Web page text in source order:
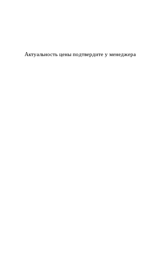
Актуальность цены подтвердите у менеджера